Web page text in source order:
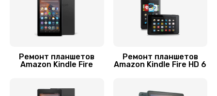
Замена разъема питания
700 руб.
Ремонт планшетов
Amazon Kindle Fire
Ремонт планшетов
Amazon Kindle Fire HD 6